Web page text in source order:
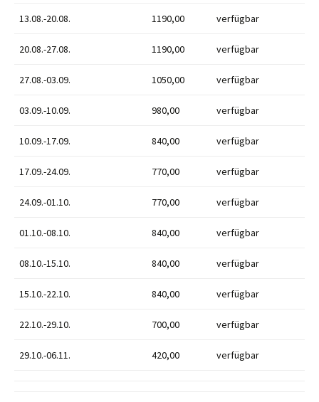
13.08.-20.08. 1190,00 verfügbar
20.08.-27.08. 1190,00 verfügbar
27.08.-03.09. 1050,00 verfügbar
03.09.-10.09. 980,00 verfügbar
10.09.-17.09. 840,00 verfügbar
17.09.-24.09. 770,00 verfügbar
24.09.-01.10. 770,00 verfügbar
01.10.-08.10. 840,00 verfügbar
08.10.-15.10. 840,00 verfügbar
15.10.-22.10. 840,00 verfügbar
22.10.-29.10. 700,00 verfügbar
29.10.-06.11. 420,00 verfügbar